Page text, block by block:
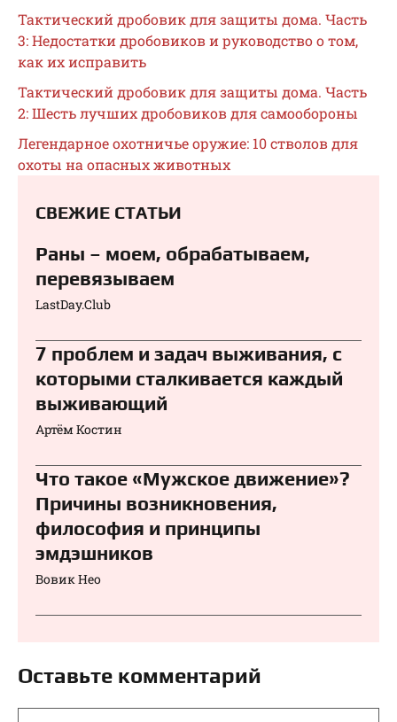
Тактический дробовик для защиты дома. Часть
3: Недостатки дробовиков и руководство о том,
как их исправить
Тактический дробовик для защиты дома. Часть
2: Шесть лучших дробовиков для самообороны
Легендарное охотничье оружие: 10 стволов для
охоты на опасных животных
СВЕЖИЕ СТАТЬИ
Раны – моем, обрабатываем,
перевязываем⁠⁠
LastDay.Club
7 проблем и задач выживания, с
которыми сталкивается каждый
выживающий
Артём Костин
Что такое «Мужское движение»?
Причины возникновения,
философия и принципы
эмдэшников
Вовик Нео
Оставьте комментарий